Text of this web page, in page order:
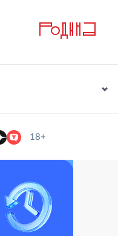
18+